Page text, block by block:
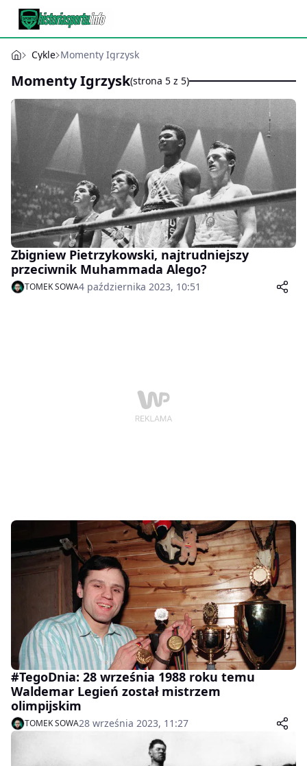
Cykle Momenty Igrzysk
Momenty Igrzysk(strona 5 z 5)
Zbigniew Pietrzykowski, najtrudniejszy
przeciwnik Muhammada Alego?
TOMEK SOWA4 października 2023, 10:51
#TegoDnia: 28 września 1988 roku temu
Waldemar Legień został mistrzem
olimpijskim
TOMEK SOWA28 września 2023, 11:27